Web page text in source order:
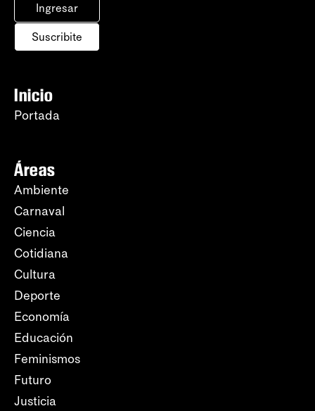
Ingresar
Suscribite
Inicio
Portada
Áreas
Ambiente
Carnaval
Ciencia
Cotidiana
Cultura
Deporte
Economía
Educación
Feminismos
Futuro
Justicia